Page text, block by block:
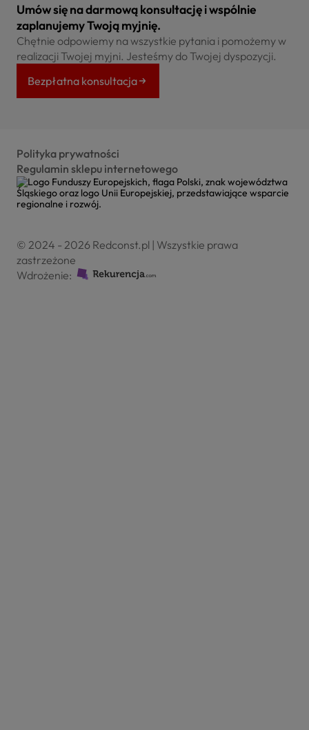
Umów się na darmową konsultację i wspólnie
zaplanujemy Twoją myjnię.
Chętnie odpowiemy na wszystkie pytania i pomożemy w
realizacji Twojej myjni. Jesteśmy do Twojej dyspozycji.
Bezpłatna konsultacja
Polityka prywatności
Regulamin sklepu internetowego
© 2024 - 2026 Redconst.pl | Wszystkie prawa
zastrzeżone
Wdrożenie: